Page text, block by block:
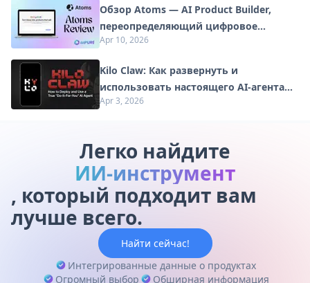
Обзор Atoms — AI Product Builder,
переопределяющий цифровое
творчество в 2026 году
Apr 10, 2026
Kilo Claw: Как развернуть и
использовать настоящего AI-агента
"Сделай-Это-За-Вас" (Обновление
Apr 3, 2026
Легко найдите
ИИ-инструмент
, который подходит вам
лучше всего.
Найти сейчас!
Интегрированные данные о продуктах
Огромный выбор
Обширная информация